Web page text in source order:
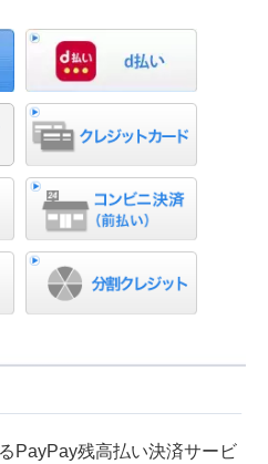
PayPay残高払い決済サービ